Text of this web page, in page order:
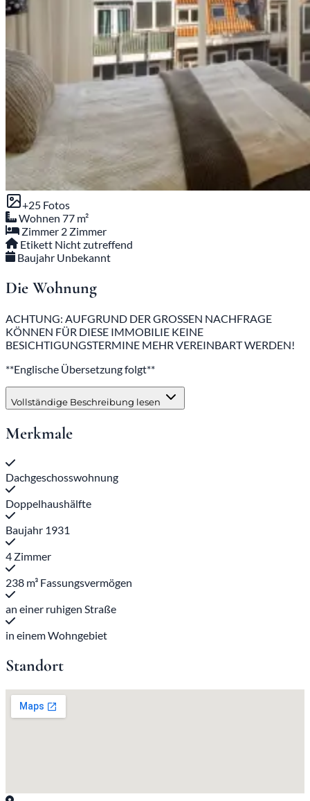
+25 Fotos
Wohnen 77 m²
Zimmer 2 Zimmer
Etikett Nicht zutreffend
Baujahr Unbekannt
Die Wohnung
ACHTUNG: AUFGRUND DER GROSSEN NACHFRAGE
KÖNNEN FÜR DIESE IMMOBILIE KEINE
BESICHTIGUNGSTERMINE MEHR VEREINBART WERDEN!
**Englische Übersetzung folgt**
Vollständige Beschreibung lesen
Merkmale
Dachgeschosswohnung
Doppelhaushälfte
Baujahr 1931
4 Zimmer
238 m³ Fassungsvermögen
an einer ruhigen Straße
in einem Wohngebiet
Standort